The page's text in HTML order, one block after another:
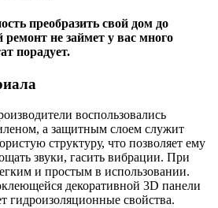
преобразить свой дом до
ремонт не займет у вас много
порадует.
воспользовались
а защитным слоем служит
структуру, что позволяет ему
звуки, гасить вибрации. При
и простым в использовании.
декоративной 3D панели
гидроизоляционные свойства.